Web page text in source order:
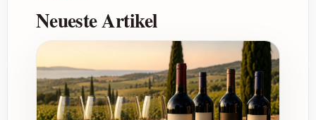
Bass Phillip legt Wert auf schonende
Weinbaupraktiken und eine nachhaltige
Produktion, um die Qualität und den
Charakter der Trauben bestmöglich zu
bewahren.
Neueste Artikel